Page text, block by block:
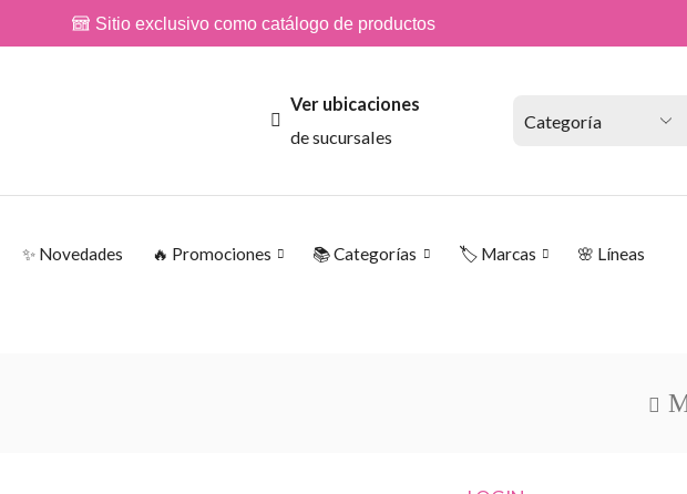
Sitio exclusivo como catálogo de productos
Ver ubicaciones
de sucursales
✨ Novedades 🔥 Promociones 📚 Categorías 🏷️ Marcas 🌸 Líneas